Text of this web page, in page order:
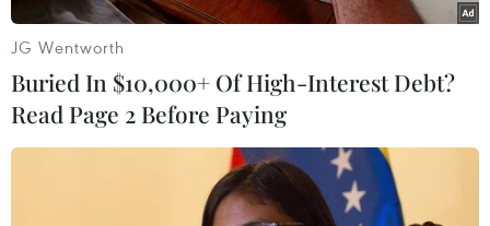
JG Wentworth
Buried In $10,000+ Of High-Interest Debt?
Read Page 2 Before Paying